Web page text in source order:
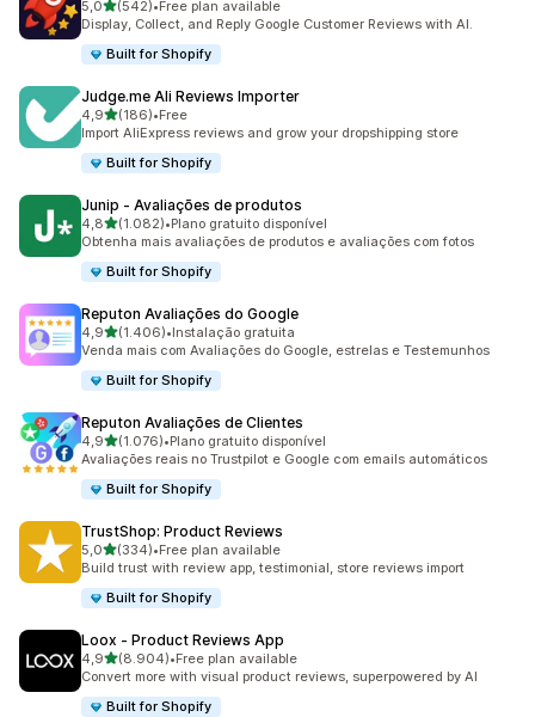
5,0de 5 estrelas
(542)
542 total de avaliações
•Free plan available
Display, Collect, and Reply Google Customer Reviews with AI.
Built for Shopify
Judge.me Ali Reviews Importer
4,9de 5 estrelas
(186)
186 total de avaliações
•Free
Import AliExpress reviews and grow your dropshipping store
Built for Shopify
Junip ‑ Avaliações de produtos
4,8de 5 estrelas
(1.082)
1082 total de avaliações
•Plano gratuito disponível
Obtenha mais avaliações de produtos e avaliações com fotos
Built for Shopify
Reputon Avaliações do Google
4,9de 5 estrelas
(1.406)
1406 total de avaliações
•Instalação gratuita
Venda mais com Avaliações do Google, estrelas e Testemunhos
Built for Shopify
Reputon Avaliações de Clientes
4,9de 5 estrelas
(1.076)
1076 total de avaliações
•Plano gratuito disponível
Avaliações reais no Trustpilot e Google com emails automáticos
Built for Shopify
TrustShop: Product Reviews
5,0de 5 estrelas
(334)
334 total de avaliações
•Free plan available
Build trust with review app, testimonial, store reviews import
Built for Shopify
Loox ‑ Product Reviews App
4,9de 5 estrelas
(8.904)
8904 total de avaliações
•Free plan available
Convert more with visual product reviews, superpowered by AI
Built for Shopify